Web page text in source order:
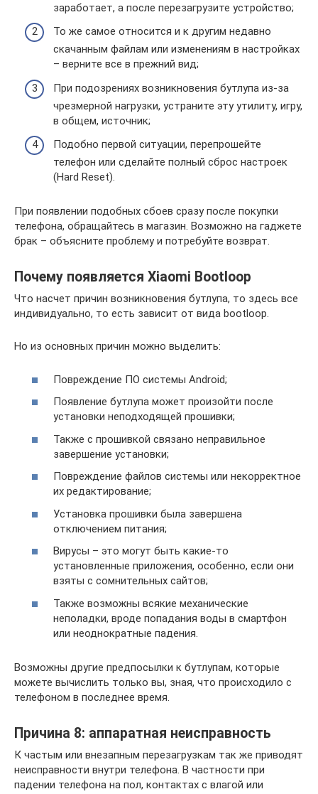
заработает, а после перезагрузите устройство;
То же самое относится и к другим недавно
скачанным файлам или изменениям в настройках
– верните все в прежний вид;
При подозрениях возникновения бутлупа из-за
чрезмерной нагрузки, устраните эту утилиту, игру,
в общем, источник;
Подобно первой ситуации, перепрошейте
телефон или сделайте полный сброс настроек
(Hard Reset).
При появлении подобных сбоев сразу после покупки
телефона, обращайтесь в магазин. Возможно на гаджете
брак – объясните проблему и потребуйте возврат.
Почему появляется Xiaomi Bootloop
Что насчет причин возникновения бутлупа, то здесь все
индивидуально, то есть зависит от вида bootloop.
Но из основных причин можно выделить:
Повреждение ПО системы Android;
Появление бутлупа может произойти после
установки неподходящей прошивки;
Также с прошивкой связано неправильное
завершение установки;
Повреждение файлов системы или некорректное
их редактирование;
Установка прошивки была завершена
отключением питания;
Вирусы – это могут быть какие-то
установленные приложения, особенно, если они
взяты с сомнительных сайтов;
Также возможны всякие механические
неполадки, вроде попадания воды в смартфон
или неоднократные падения.
Возможны другие предпосылки к бутлупам, которые
можете вычислить только вы, зная, что происходило с
телефоном в последнее время.
Причина 8: аппаратная неисправность
К частым или внезапным перезагрузкам так же приводят
неисправности внутри телефона. В частности при
падении телефона на пол, контактах с влагой или